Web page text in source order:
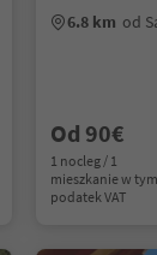
6.8 km od
Od 90€
1 nocleg / 1
mieszkanie w tym
podatek VAT